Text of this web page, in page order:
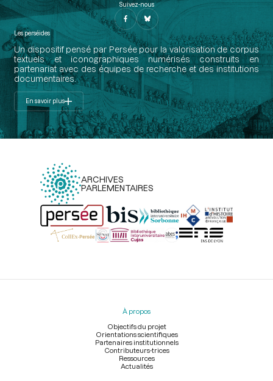
Suivez-nous
Les perséides
Un dispositif pensé par Persée pour la valorisation de corpus
textuels et iconographiques numérisés construits en
partenariat avec des équipes de recherche et des institutions
documentaires.
En savoir plus
ARCHIVES
PARLEMENTAIRES
Menu
À propos
Objectifs du projet
Orientations scientifiques
Partenaires institutionnels
Contributeurs-trices
Ressources
Actualités